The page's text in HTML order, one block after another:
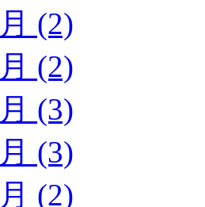
(2)
(2)
(3)
(3)
(2)